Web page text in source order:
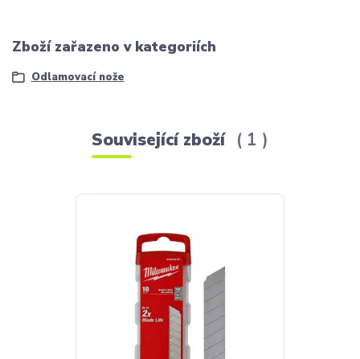
Zboží zařazeno v kategoriích
Odlamovací nože
Související zboží 1